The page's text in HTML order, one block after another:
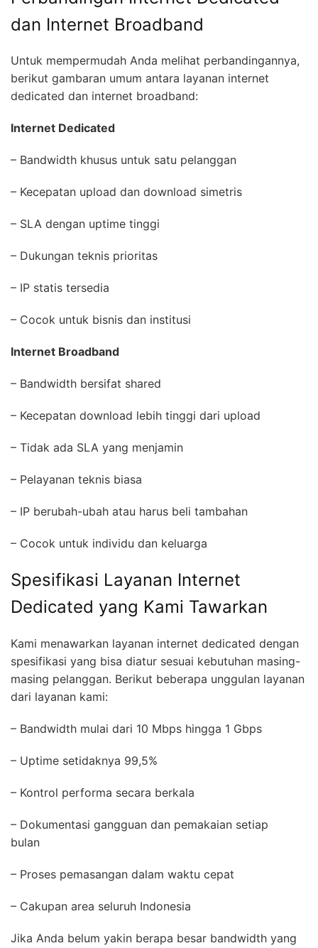
dan Internet Broadband
Untuk mempermudah Anda melihat perbandingannya,
berikut gambaran umum antara layanan internet
dedicated dan internet broadband:
Internet Dedicated
– Bandwidth khusus untuk satu pelanggan
– Kecepatan upload dan download simetris
– SLA dengan uptime tinggi
– Dukungan teknis prioritas
– IP statis tersedia
– Cocok untuk bisnis dan institusi
Internet Broadband
– Bandwidth bersifat shared
– Kecepatan download lebih tinggi dari upload
– Tidak ada SLA yang menjamin
– Pelayanan teknis biasa
– IP berubah-ubah atau harus beli tambahan
– Cocok untuk individu dan keluarga
Spesifikasi Layanan Internet
Dedicated yang Kami Tawarkan
Kami menawarkan layanan internet dedicated dengan
spesifikasi yang bisa diatur sesuai kebutuhan masing-
masing pelanggan. Berikut beberapa unggulan layanan
dari layanan kami:
– Bandwidth mulai dari 10 Mbps hingga 1 Gbps
– Uptime setidaknya 99,5%
– Kontrol performa secara berkala
– Dokumentasi gangguan dan pemakaian setiap
bulan
– Proses pemasangan dalam waktu cepat
– Cakupan area seluruh Indonesia
Jika Anda belum yakin berapa besar bandwidth yang